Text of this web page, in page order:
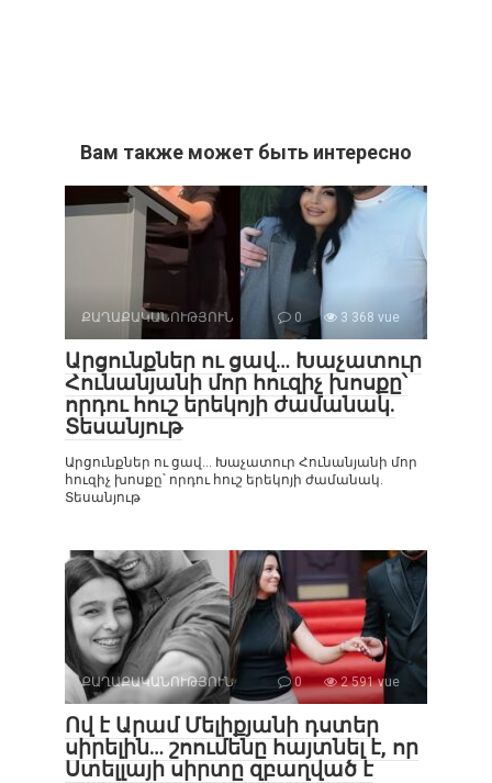
Вам также может быть интересно
ՔԱՂԱՔԱԿԱՆՈՒԹՅՈՒՆ 0 3 368 vue
Արցունքներ ու ցավ… Խաչատուր
Հունանյանի մոր հուզիչ խոսքը՝
որդու հուշ երեկոյի ժամանակ.
Տեսանյութ
Արցունքներ ու ցավ… Խաչատուր Հունանյանի մոր
հուզիչ խոսքը՝ որդու հուշ երեկոյի ժամանակ.
Տեսանյութ
ՔԱՂԱՔԱԿԱՆՈՒԹՅՈՒՆ 0 2 591 vue
Ով է Արամ Մելիքյանի դստեր
սիրելին… շոումենը հայտնել է, որ
Ստելլայի սիրտը զբաղված է